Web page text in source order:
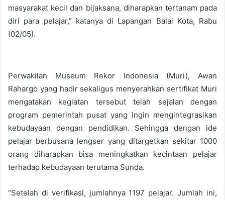
masyarakat kecil dan bijaksana, diharapkan tertanam pada
diri para pelajar,” katanya di Lapangan Balai Kota, Rabu
(02/05).
Perwakilan Museum Rekor Indonesia (Muri), Awan
Rahargo yang hadir sekaligus menyerahkan sertifikat Muri
mengatakan kegiatan tersebut telah sejalan dengan
program pemerintah pusat yang ingin mengintegrasikan
kebudayaan dengan pendidikan. Sehingga dengan ide
pelajar berbusana lengser yang ditargetkan sekitar 1000
orang diharapkan bisa meningkatkan kecintaan pelajar
terhadap kebudayaan terutama Sunda.
“Setelah di verifikasi, jumlahnya 1197 pelajar. Jumlah ini,